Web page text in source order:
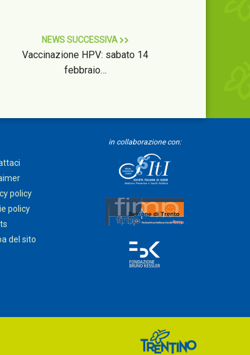
NEWS SUCCESSIVA
Vaccinazione HPV: sabato 14
febbraio…
policy
policy
del sito
in collaborazione con: